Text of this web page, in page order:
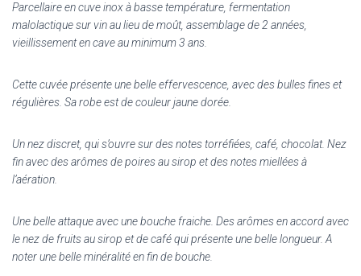
Parcellaire en cuve inox à basse température, fermentation
malolactique sur vin au lieu de moût, assemblage de 2 années,
vieillissement en cave au minimum 3 ans.
Cette cuvée présente une belle effervescence, avec des bulles fines et
régulières. Sa robe est de couleur jaune dorée.
Un nez discret, qui s’ouvre sur des notes torréfiées, café, chocolat. Nez
fin avec des arômes de poires au sirop et des notes miellées à
l’aération.
Une belle attaque avec une bouche fraiche. Des arômes en accord avec
le nez de fruits au sirop et de café qui présente une belle longueur. A
noter une belle minéralité en fin de bouche.